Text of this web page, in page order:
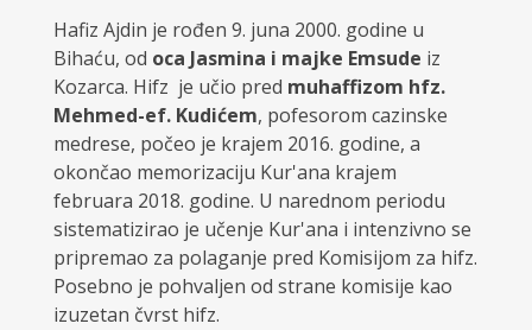
Hafiz Ajdin je rođen 9. juna 2000. godine u
Bihaću, od oca Jasmina i majke Emsude iz
Kozarca. Hifz je učio pred muhaffizom hfz.
Mehmed-ef. Kudićem, pofesorom cazinske
medrese, počeo je krajem 2016. godine, a
okončao memorizaciju Kur'ana krajem
februara 2018. godine. U narednom periodu
sistematizirao je učenje Kur'ana i intenzivno se
pripremao za polaganje pred Komisijom za hifz.
Posebno je pohvaljen od strane komisije kao
izuzetan čvrst hifz.